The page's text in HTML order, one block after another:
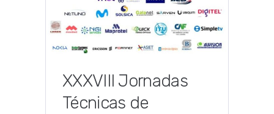
XXXVIII Jornadas
Técnicas de